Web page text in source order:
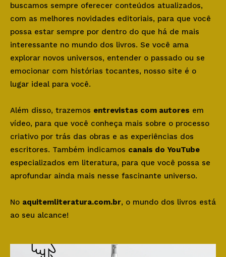
buscamos sempre oferecer conteúdos atualizados,
com as melhores novidades editoriais, para que você
possa estar sempre por dentro do que há de mais
interessante no mundo dos livros. Se você ama
explorar novos universos, entender o passado ou se
emocionar com histórias tocantes, nosso site é o
lugar ideal para você.
Além disso, trazemos entrevistas com autores em
vídeo, para que você conheça mais sobre o processo
criativo por trás das obras e as experiências dos
escritores. Também indicamos canais do YouTube
especializados em literatura, para que você possa se
aprofundar ainda mais nesse fascinante universo.
No aquitemliteratura.com.br, o mundo dos livros está
ao seu alcance!